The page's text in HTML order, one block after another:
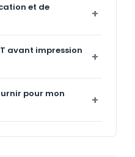
et de
avant impression
pour mon